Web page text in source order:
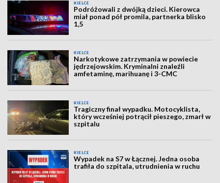
KIELCE
Podróżowali z dwójką dzieci. Kierowca
miał ponad pół promila, partnerka blisko
1,5
KIELCE
Narkotykowe zatrzymania w powiecie
jędrzejowskim. Kryminalni znaleźli
amfetaminę, marihuanę i 3-CMC
KIELCE
Tragiczny finał wypadku. Motocyklista,
który wcześniej potrącił pieszego, zmarł w
szpitalu
KIELCE
Wypadek na S7 w Łącznej. Jedna osoba
trafiła do szpitala, utrudnienia w ruchu